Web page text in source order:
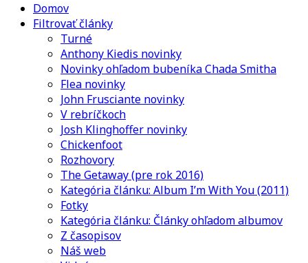
Domov
Filtrovať články
Turné
Anthony Kiedis novinky
Novinky ohľadom bubeníka Chada Smitha
Flea novinky
John Frusciante novinky
V rebríčkoch
Josh Klinghoffer novinky
Chickenfoot
Rozhovory
The Getaway (pre rok 2016)
Kategória článku: Album I’m With You (2011)
Fotky
Kategória článku: Články ohľadom albumov
Z časopisov
Náš web